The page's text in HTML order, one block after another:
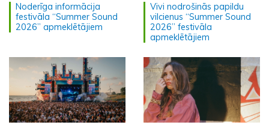
Noderīga informācija
festivāla “Summer Sound
2026” apmeklētājiem
Vivi nodrošinās papildu
vilcienus “Summer Sound
2026” festivāla
apmeklētājiem